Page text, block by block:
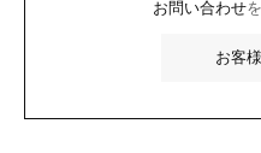
お問い合わせ
お客